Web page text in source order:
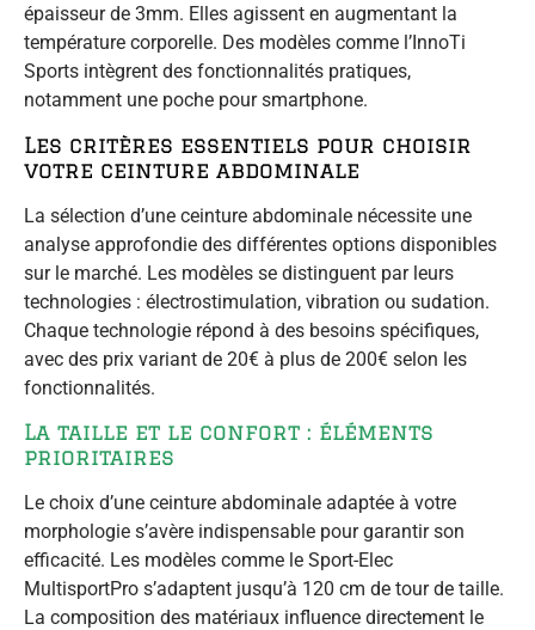
épaisseur de 3mm. Elles agissent en augmentant la
température corporelle. Des modèles comme l’InnoTi
Sports intègrent des fonctionnalités pratiques,
notamment une poche pour smartphone.
Les critères essentiels pour choisir
votre ceinture abdominale
La sélection d’une ceinture abdominale nécessite une
analyse approfondie des différentes options disponibles
sur le marché. Les modèles se distinguent par leurs
technologies : électrostimulation, vibration ou sudation.
Chaque technologie répond à des besoins spécifiques,
avec des prix variant de 20€ à plus de 200€ selon les
fonctionnalités.
La taille et le confort : éléments
prioritaires
Le choix d’une ceinture abdominale adaptée à votre
morphologie s’avère indispensable pour garantir son
efficacité. Les modèles comme le Sport-Elec
MultisportPro s’adaptent jusqu’à 120 cm de tour de taille.
La composition des matériaux influence directement le